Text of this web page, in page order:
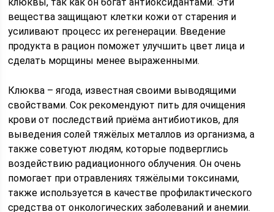
вещества защищают клетки кожи от старения и
усиливают процесс их регенерации. Введение
продукта в рацион поможет улучшить цвет лица и
сделать морщины менее выраженными.
Клюква – ягода, известная своими выводящими
свойствами. Сок рекомендуют пить для очищения
крови от последствий приёма антибиотиков, для
выведения солей тяжёлых металлов из организма, а
также советуют людям, которые подверглись
воздействию радиационного облучения. Он очень
помогает при отравлениях тяжёлыми токсинами,
также используется в качестве профилактического
средства от онкологических заболеваний и анемии.